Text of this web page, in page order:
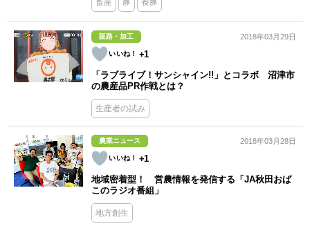
販路・加工
+1
2018年03月29日
「ラブライブ！サンシャイン!!」とコラボ 沼津市
の農産品PR作戦とは？
生産者の試み
農業ニュース
+1
2018年03月28日
地域密着型！ 営農情報を発信する「JA秋田おば
このラジオ番組」
地方創生